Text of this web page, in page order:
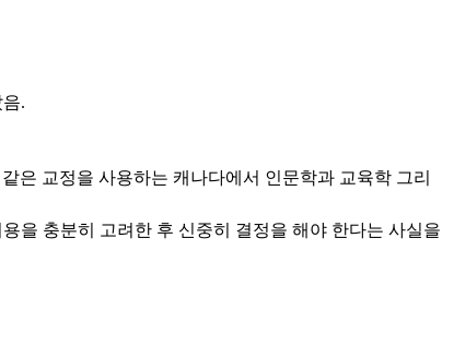
.
은 교정을 사용하는 캐나다에서 인문학과 교육학 그리
을 충분히 고려한 후 신중히 결정을 해야 한다는 사실을